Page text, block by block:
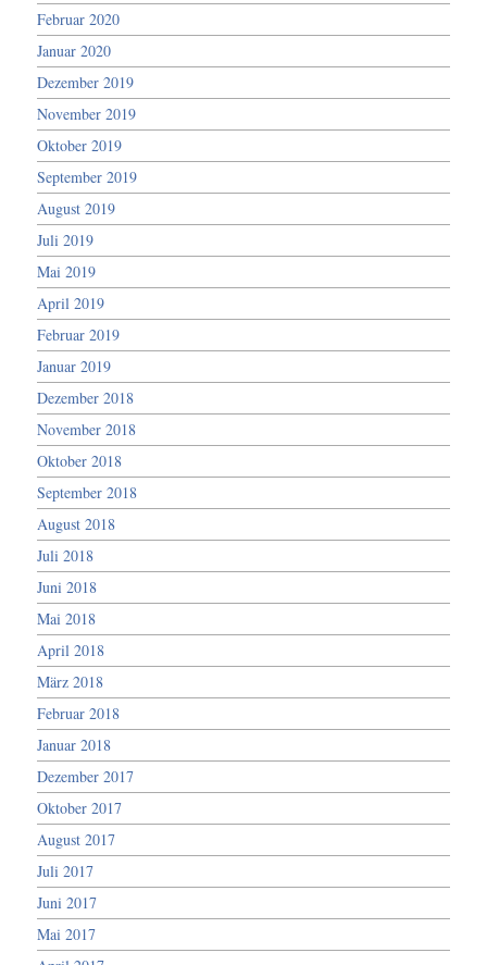
Februar 2020
Januar 2020
Dezember 2019
November 2019
Oktober 2019
September 2019
August 2019
Juli 2019
Mai 2019
April 2019
Februar 2019
Januar 2019
Dezember 2018
November 2018
Oktober 2018
September 2018
August 2018
Juli 2018
Juni 2018
Mai 2018
April 2018
März 2018
Februar 2018
Januar 2018
Dezember 2017
Oktober 2017
August 2017
Juli 2017
Juni 2017
Mai 2017